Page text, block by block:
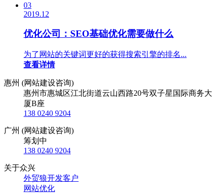
03
2019.12
优化公司：SEO基础优化需要做什么
为了网站的关键词更好的获得搜索引擎的排名...
查看详情
惠州 (网站建设咨询)
惠州市惠城区江北街道云山西路20号双子星国际商务大
厦B座
138 0240 9204
广州 (网站建设咨询)
筹划中
138 0240 9204
关于众兴
外贸狼开发客户
网站优化